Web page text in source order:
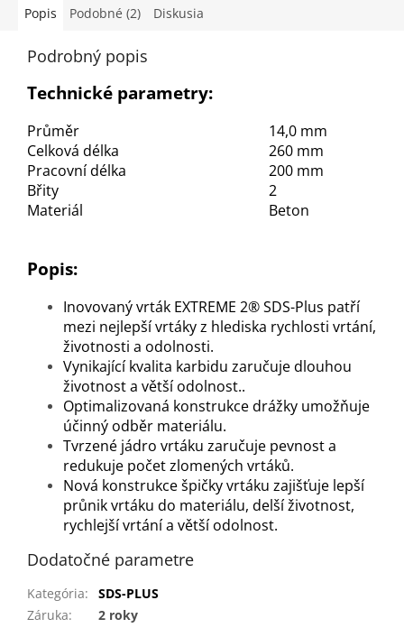
Popis Podobné (2) Diskusia
Podrobný popis
Technické parametry:
Průměr
14,0 mm
Celková délka
260 mm
Pracovní délka
200 mm
Břity
2
Materiál
Beton
Popis:
Inovovaný vrták EXTREME 2® SDS-Plus patří
mezi nejlepší vrtáky z hlediska rychlosti vrtání,
životnosti a odolnosti.
Vynikající kvalita karbidu zaručuje dlouhou
životnost a větší odolnost..
Optimalizovaná konstrukce drážky umožňuje
účinný odběr materiálu.
Tvrzené jádro vrtáku zaručuje pevnost a
redukuje počet zlomených vrtáků.
Nová konstrukce špičky vrtáku zajišťuje lepší
průnik vrtáku do materiálu, delší životnost,
rychlejší vrtání a větší odolnost.
Dodatočné parametre
Kategória:
SDS-PLUS
Záruka:
2 roky